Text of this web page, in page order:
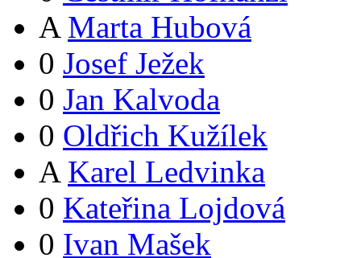
A Marta Hubová
0 Josef Ježek
0 Jan Kalvoda
0 Oldřich Kužílek
A Karel Ledvinka
0 Kateřina Lojdová
0 Ivan Mašek